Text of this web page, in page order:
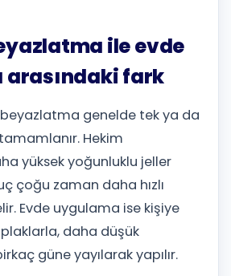
ile evde
fark
beyazlatma genelde tek ya da
Hekim
yüksek yoğunluklu jeller
çoğu zaman daha hızlı
Evde uygulama ise kişiye
daha düşük
güne yayılarak yapılır.